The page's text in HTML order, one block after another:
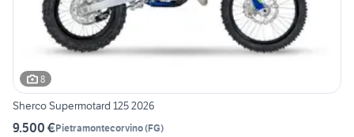
8
Sherco Supermotard 125 2026
9.500 €Pietramontecorvino(FG)